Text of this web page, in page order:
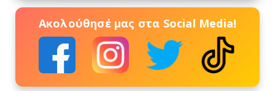
Ακολούθησέ μας στα Social Media!